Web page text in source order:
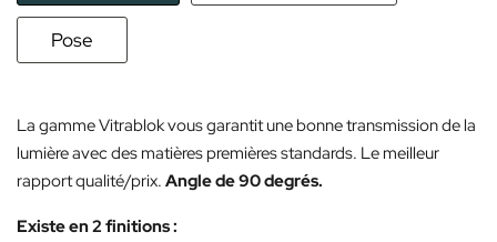
Pose
La
gamme
Vitrablok
:
bonne
de
La gamme Vitrablok vous garantit une bonne transmission de la
lumière avec des matières premières standards. Le meilleur
rapport qualité/prix. Angle de 90 degrés.
Existe en 2 finitions :